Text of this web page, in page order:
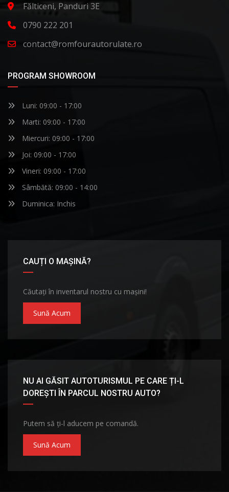
Fălticeni, Panduri 3E
0790 222 201
contact@romfourautorulate.ro
PROGRAM SHOWROOM
Luni: 09:00 - 17:00
Marti: 09:00 - 17:00
Miercuri: 09:00 - 17:00
Joi: 09:00 - 17:00
Vineri: 09:00 - 17:00
Sâmbătă: 09:00 - 14:00
Duminica: Inchis
CAUȚI O MAȘINĂ?
Căutați în inventarul nostru cu mașini!
Sună Acum
NU AI GĂSIT AUTOTURISMUL PE CARE ȚI-L
DOREȘTI ÎN PARCUL NOSTRU AUTO?
Putem să ți-l aducem pe comandă.
Sună Acum